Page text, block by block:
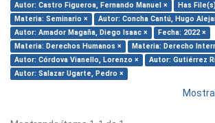
Autor: Castro Figueroa, Fernando Manuel ×
Has
Materia: Seminario ×
Autor: Concha Cantú, Hugo
Autor: Amador Magaña, Diego Isaac ×
Fecha: 2022 ×
Materia: Derechos Humanos ×
Materia: Derecho
Autor: Córdova Vianello, Lorenzo ×
Autor: Gutiérrez
Autor: Salazar Ugarte, Pedro ×